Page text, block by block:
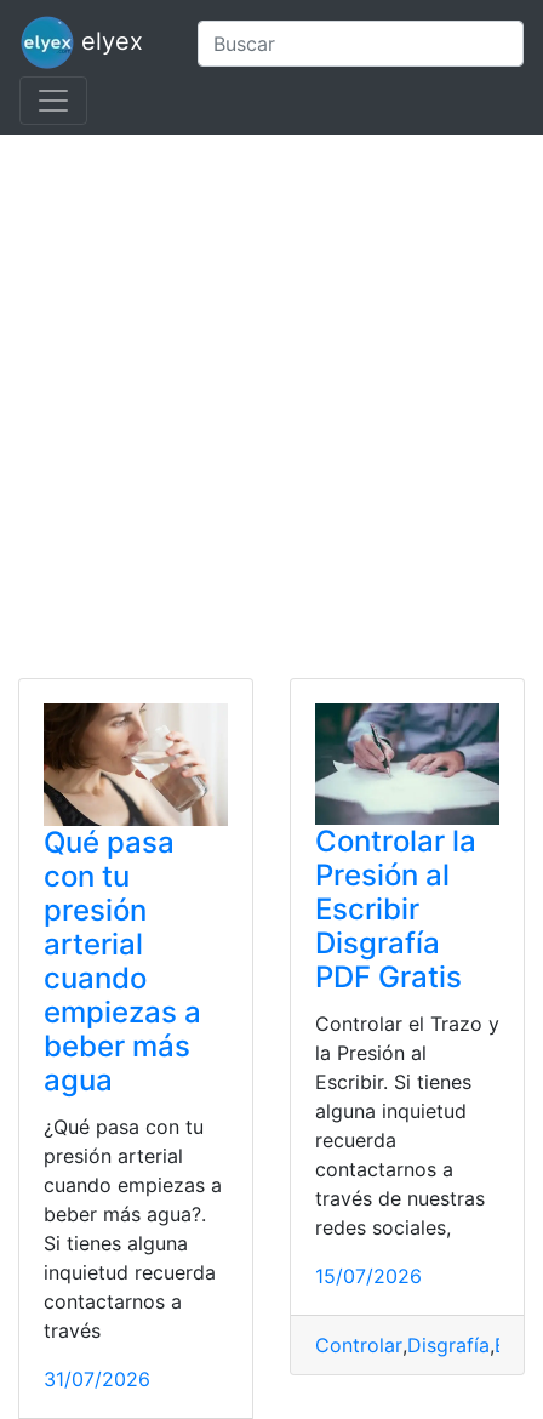
elyex
Qué pasa
con tu
presión
arterial
cuando
empiezas a
beber más
agua
¿Qué pasa con tu
presión arterial
cuando empiezas a
beber más agua?.
Si tienes alguna
inquietud recuerda
contactarnos a
través
31/07/2026
Controlar la
Presión al
Escribir
Disgrafía
PDF Gratis
Controlar el Trazo y
la Presión al
Escribir. Si tienes
alguna inquietud
recuerda
contactarnos a
través de nuestras
redes sociales,
15/07/2026
Controlar,Disgrafía,